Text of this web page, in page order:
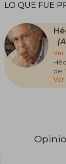
LO QUE FUE
Ver
de
por
Ver